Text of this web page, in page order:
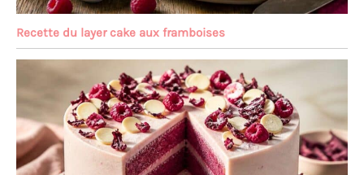
Recette du layer cake aux framboises